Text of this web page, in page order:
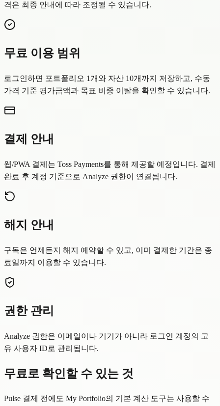
격은 최종 안내에 따라 조정될 수 있습니다.
무료 이용 범위
로그인하면 포트폴리오 1개와 자산 10개까지 저장하고, 수동
가격 기준 평가금액과 목표 비중 이탈을 확인할 수 있습니다.
결제 안내
웹/PWA 결제는 Toss Payments를 통해 제공할 예정입니다. 결제
완료 후 계정 기준으로 Analyze 권한이 연결됩니다.
해지 안내
구독은 언제든지 해지 예약할 수 있고, 이미 결제한 기간은 종
료일까지 이용할 수 있습니다.
권한 관리
Analyze 권한은 이메일이나 기기가 아니라 로그인 계정의 고
유 사용자 ID로 관리됩니다.
무료로 확인할 수 있는 것
Pulse 결제 전에도 My Portfolio의 기본 계산 도구는 사용할 수